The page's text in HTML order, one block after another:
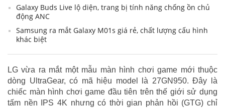
Galaxy Buds Live lộ diện, trang bị tính năng chống ồn chủ
động ANC
Samsung ra mắt Galaxy M01s giá rẻ, chất lượng cấu hình
khác biệt
LG vừa ra mắt một mẫu màn hình chơi game mới thuộc
dòng UltraGear, có mã hiệu model là 27GN950. Đây là
chiếc màn hình chơi game đầu tiên trên thế giới sử dụng
tấm nền IPS 4K nhưng có thời gian phản hồi (GTG) chỉ